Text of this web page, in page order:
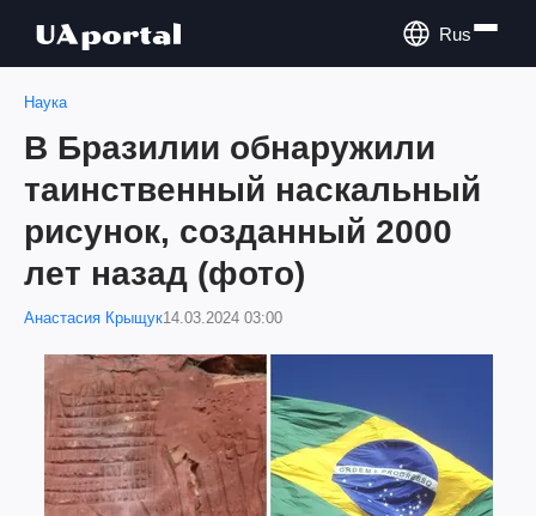
Rus
Наука
В Бразилии обнаружили
таинственный наскальный
рисунок, созданный 2000
лет назад (фото)
Анастасия Крыщук14.03.2024 03:00